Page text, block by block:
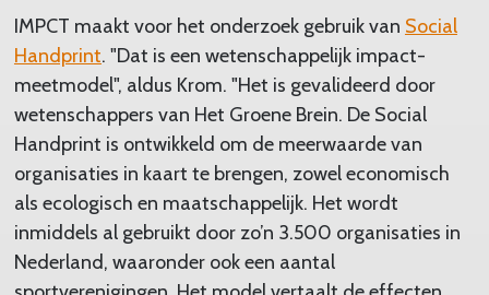
IMPCT maakt voor het onderzoek gebruik van Social
Handprint. "Dat is een wetenschappelijk impact-
meetmodel", aldus Krom. "Het is gevalideerd door
wetenschappers van Het Groene Brein. De Social
Handprint is ontwikkeld om de meerwaarde van
organisaties in kaart te brengen, zowel economisch
als ecologisch en maatschappelijk. Het wordt
inmiddels al gebruikt door zo’n 3.500 organisaties in
Nederland, waaronder ook een aantal